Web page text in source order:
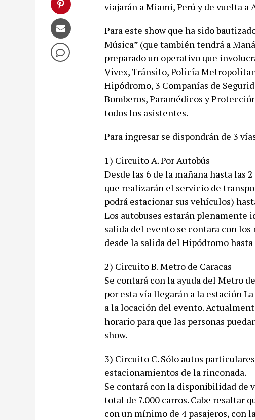
viajarán a Miami, Perú y de vuelta a
Para este show que ha sido
Música” (que también tendrá a
preparado un operativo que
Vivex, Tránsito, Policía
Hipódromo, 3 Compañías de
Bomberos, Paramédicos y
todos los asistentes.
Para ingresar se dispondrán de 3
1) Circuito A. Por Autobús
Desde las 6 de la mañana hasta las
que realizarán el servicio de
podrá estacionar sus vehículos)
Los autobuses estarán plenamente
salida del evento se contara con
desde la salida del Hipódromo
2) Circuito B. Metro de Caracas
Se contará con la ayuda del Metro
por esta vía llegarán a la estación
a la locación del evento.
horario para que las personas
show.
3) Circuito C. Sólo autos
estacionamientos de la rinconada.
Se contará con la disponibilidad de
total de 7.000 carros. Cabe resaltar
con un mínimo de 4 pasajeros, con